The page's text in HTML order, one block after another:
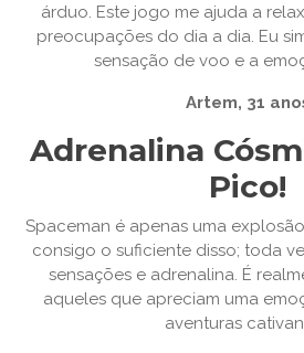
árduo. Este jogo me ajuda a
preocupações do dia a dia. Eu
sensação de voo e a
Artem, 31
Adrenalina
Pico!
Spaceman é apenas uma
consigo o suficiente disso; toda
sensações e adrenalina. É
aqueles que apreciam uma
aventuras